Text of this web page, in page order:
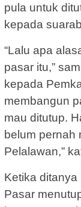
pula untuk
kepada
“Lalu apa
pasar itu,”
kepada
membangun
mau ditutup.
belum pernah
Pelalawan,”
Ketika
Pasar